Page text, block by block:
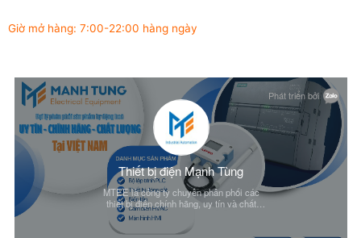
Giờ mở hàng: 7:00-22:00 hàng ngày